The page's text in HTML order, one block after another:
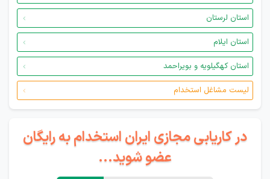
استان لرستان
استان ایلام
استان کهگیلویه و بویراحمد
لیست مشاغل استخدام
در کاریابی مجازی ایران استخدام به رایگان
عضو شوید...